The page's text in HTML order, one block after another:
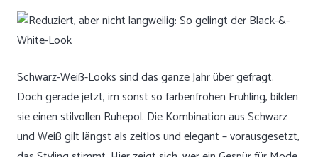
Schwarz-Weiß-Looks sind das ganze Jahr über gefragt.
Doch gerade jetzt, im sonst so farbenfrohen Frühling, bilden
sie einen stilvollen Ruhepol. Die Kombination aus Schwarz
und Weiß gilt längst als zeitlos und elegant – vorausgesetzt,